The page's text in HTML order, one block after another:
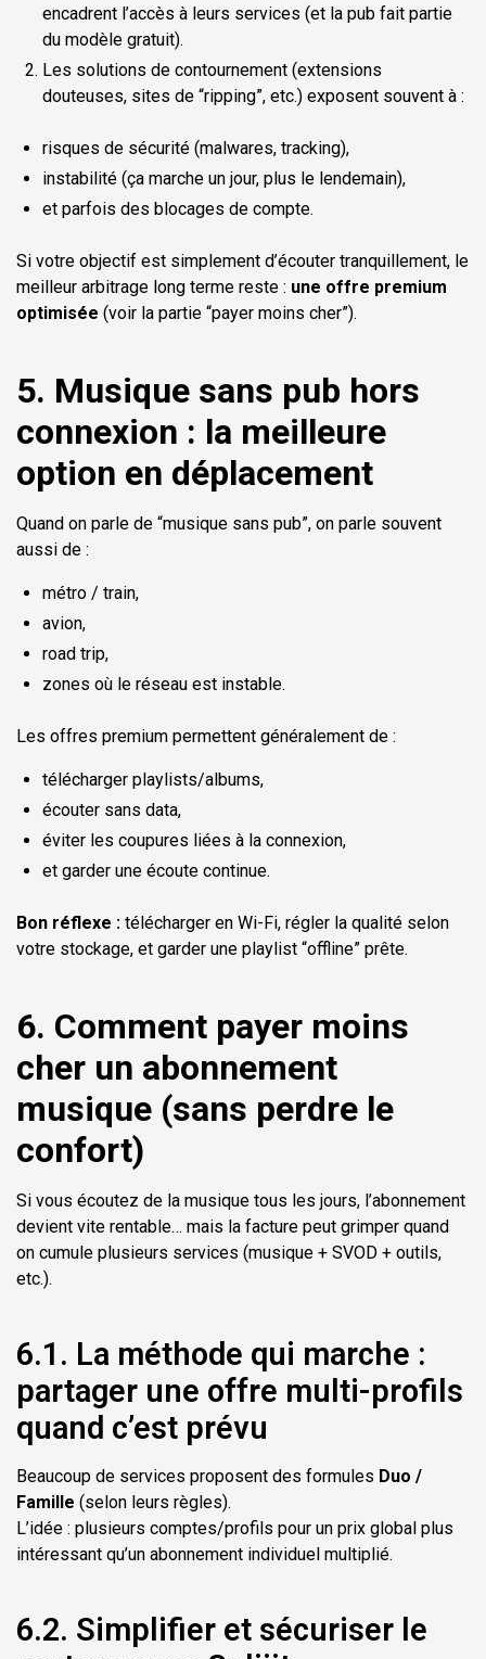
encadrent l’accès à leurs services (et la pub fait partie
du modèle gratuit).
Les solutions de contournement (extensions
douteuses, sites de “ripping”, etc.) exposent souvent à :
risques de sécurité (malwares, tracking),
instabilité (ça marche un jour, plus le lendemain),
et parfois des blocages de compte.
Si votre objectif est simplement d’écouter tranquillement, le
meilleur arbitrage long terme reste : une offre premium
optimisée (voir la partie “payer moins cher”).
5. Musique sans pub hors
connexion : la meilleure
option en déplacement
Quand on parle de “musique sans pub”, on parle souvent
aussi de :
métro / train,
avion,
road trip,
zones où le réseau est instable.
Les offres premium permettent généralement de :
télécharger playlists/albums,
écouter sans data,
éviter les coupures liées à la connexion,
et garder une écoute continue.
Bon réflexe : télécharger en Wi-Fi, régler la qualité selon
votre stockage, et garder une playlist “offline” prête.
6. Comment payer moins
cher un abonnement
musique (sans perdre le
confort)
Si vous écoutez de la musique tous les jours, l’abonnement
devient vite rentable… mais la facture peut grimper quand
on cumule plusieurs services (musique + SVOD + outils,
etc.).
6.1. La méthode qui marche :
partager une offre multi-profils
quand c’est prévu
Beaucoup de services proposent des formules Duo /
Famille (selon leurs règles).
L’idée : plusieurs comptes/profils pour un prix global plus
intéressant qu’un abonnement individuel multiplié.
6.2. Simplifier et sécuriser le